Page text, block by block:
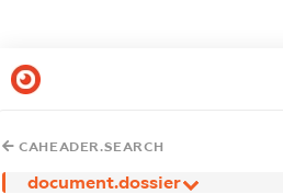
CAHEADER.SEARCH
document.dossier